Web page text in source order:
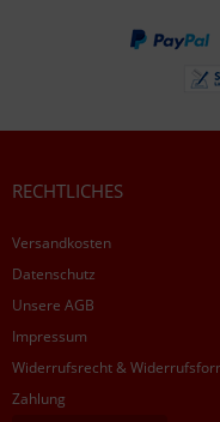
RECHTLICHES
Versandkosten
Datenschutz
Unsere AGB
Impressum
Widerrufsrecht &
Zahlung